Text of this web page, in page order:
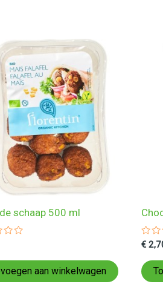
schaap 500 ml
aan winkelwagen
uit
5
€